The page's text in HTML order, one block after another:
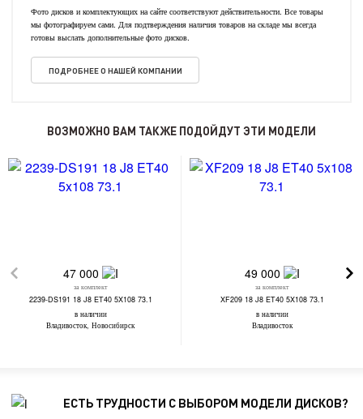
Фото дисков и комплектующих на сайте соответствуют действительности. Все товары
мы фотографируем сами. Для подтверждения наличия товаров на складе мы всегда
готовы выслать дополнительные фото дисков.
ПОДРОБНЕЕ О НАШЕЙ КОМПАНИИ
ВОЗМОЖНО ВАМ ТАКЖЕ ПОДОЙДУТ ЭТИ МОДЕЛИ
47 000
за комплект
2239-DS191 18 J8 ET40 5X108 73.1
в наличии
Владивосток, Новосибирск
49 000
за комплект
XF209 18 J8 ET40 5X108 73.1
в наличии
Владивосток
ЕСТЬ ТРУДНОСТИ С ВЫБОРОМ МОДЕЛИ ДИСКОВ?